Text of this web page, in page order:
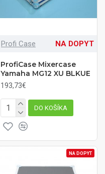
Profi Case NA DOPYT
ProfiCase Mixercase
Yamaha MG12 XU BLKUE
193,73€
DO KOŠÍKA
NA DOPYT